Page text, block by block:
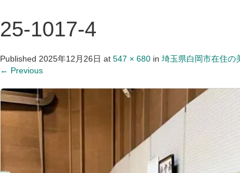
25-1017-4
Published 2025年12月26日 at 547 × 680 in 埼玉県白岡市在住の
← Previous